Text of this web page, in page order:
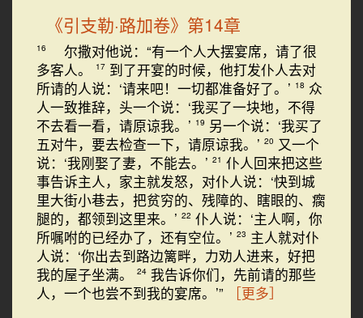
《引支勒·路加卷》第14章
16
尔撒对他说：“有一个人大摆宴席，请了很
多客人。
17 到了开宴的时候，他打发仆人去对
所请的人说：‘请来吧！一切都准备好了。’ 18 众
人一致推辞，头一个说：‘我买了一块地，不得
不去看一看，请原谅我。’ 19 另一个说：‘我买了
五对牛，要去检查一下，请原谅我。’ 20 又一个
说：‘我刚娶了妻，不能去。’ 21 仆人回来把这些
事告诉主人，家主就发怒，对仆人说：‘快到城
里大街小巷去，把贫穷的、残障的、瞎眼的、瘸
腿的，都领到这里来。’ 22 仆人说：‘主人啊，你
所嘱咐的已经办了，还有空位。’ 23 主人就对仆
人说：‘你出去到路边篱畔，力劝人进来，好把
我的屋子坐满。
24 我告诉你们，先前请的那些
人，一个也尝不到我的宴席。’”
［更多］